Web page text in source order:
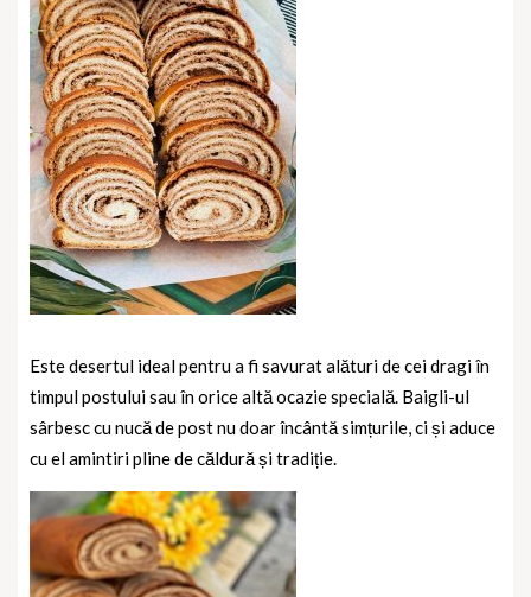
Este desertul ideal pentru a fi savurat alături de cei dragi în
timpul postului sau în orice altă ocazie specială. Baigli-ul
sârbesc cu nucă de post nu doar încântă simțurile, ci și aduce
cu el amintiri pline de căldură și tradiție.